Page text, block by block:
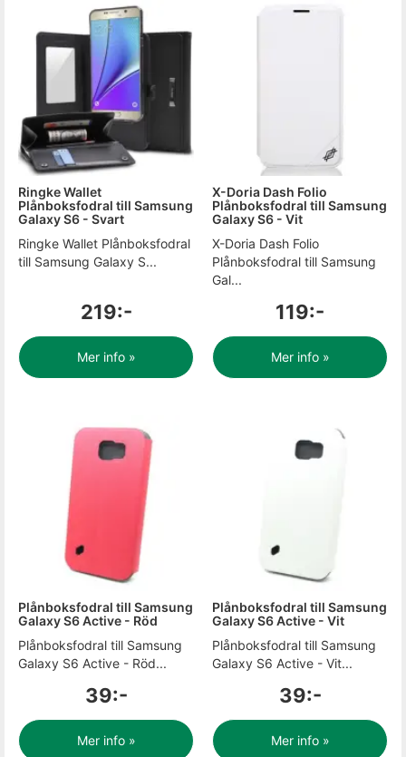
Ringke Wallet
Plånboksfodral till Samsung
Galaxy S6 - Svart
Ringke Wallet Plånboksfodral
till Samsung Galaxy S...
219:-
Mer info »
X-Doria Dash Folio
Plånboksfodral till Samsung
Galaxy S6 - Vit
X-Doria Dash Folio
Plånboksfodral till Samsung
Gal...
119:-
Mer info »
Plånboksfodral till Samsung
Galaxy S6 Active - Röd
Plånboksfodral till Samsung
Galaxy S6 Active - Röd...
39:-
Mer info »
Plånboksfodral till Samsung
Galaxy S6 Active - Vit
Plånboksfodral till Samsung
Galaxy S6 Active - Vit...
39:-
Mer info »